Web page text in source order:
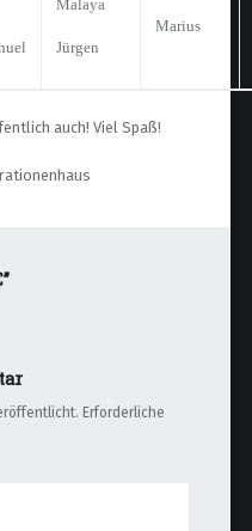
Malaya
Jürgen
Marius
auch! Viel Spaß!
”
Erforderliche